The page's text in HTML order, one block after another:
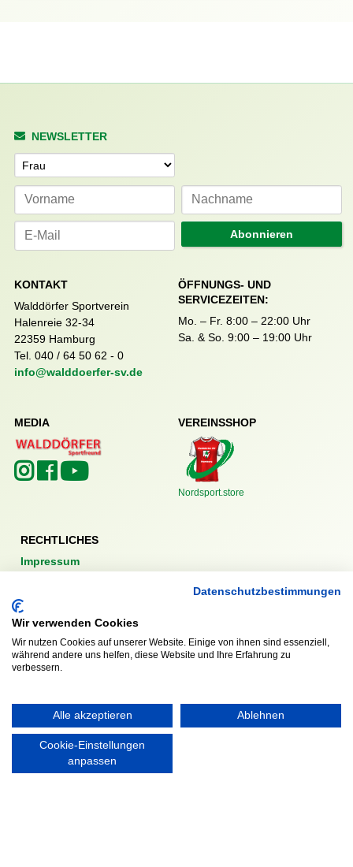
NEWSLETTER
Anrede
Abonnieren
KONTAKT
Walddörfer Sportverein
Halenreie 32-34
22359 Hamburg
Tel. 040 / 64 50 62 - 0
info@walddoerfer-sv.de
ÖFFNUNGS- UND
SERVICEZEITEN:
Mo. – Fr. 8:00 – 22:00 Uhr
Sa. & So. 9:00 – 19:00 Uhr
MEDIA VEREINSSHOP
Nordsport.store
RECHTLICHES
Impressum
Datenschutzbestimmungen
Wir verwenden Cookies
Wir nutzen Cookies auf unserer Website. Einige von ihnen sind essenziell,
während andere uns helfen, diese Website und Ihre Erfahrung zu
verbessern.
Alle akzeptieren Ablehnen
Cookie-Einstellungen
anpassen